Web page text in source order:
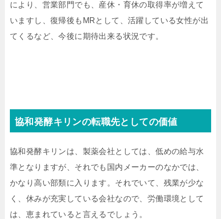
により、営業部門でも、産休・育休の取得率が増えて
いますし、復帰後もMRとして、活躍している女性が出
てくるなど、今後に期待出来る状況です。
協和発酵キリンの転職先としての価値
協和発酵キリンは、製薬会社としては、低めの給与水
準となりますが、それでも国内メーカーのなかでは、
かなり高い部類に入ります。それでいて、残業が少な
く、休みが充実している会社なので、労働環境として
は、恵まれていると言えるでしょう。